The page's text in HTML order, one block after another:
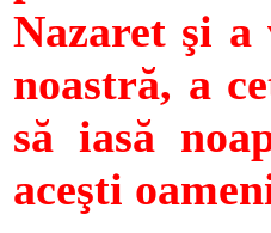
Nazaret şi a
noastră, a
să iasă
aceşti